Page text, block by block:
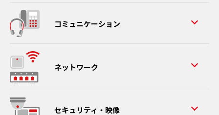
コミュニケーション
ネットワーク
セキュリティ・映像